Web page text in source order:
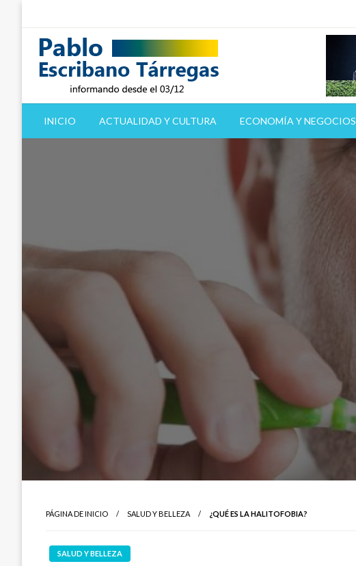
contenido
Pablo Escribano Tárregas
informando desde el 03/12
INICIO ACTUALIDAD Y CULTURA ECONOMÍA Y NEGOCIOS
PÁGINA DE INICIO SALUD Y BELLEZA ¿QUÉ ES LA HALITOFOBIA?
SALUD Y BELLEZA